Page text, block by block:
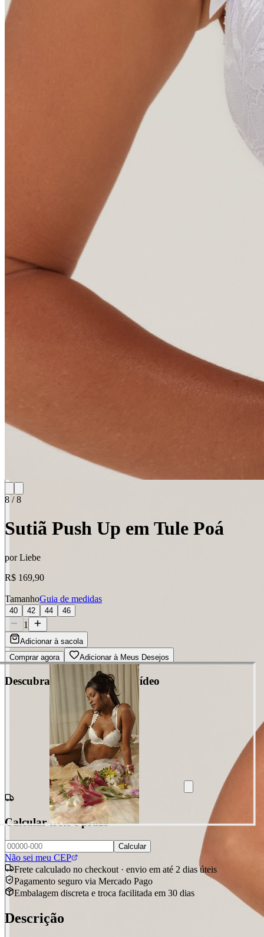
8 /8
Sutiã Push Up em Tule Poá
porLiebe
R$ 169,90
TamanhoGuia de medidas
40 42 44 46
1
Adicionar à sacola
Comprar agora
Adicionar à Meus Desejos
Descubra cada detalhe em vídeo
Calcular frete e prazo
Calcular
Não sei meu CEP
Frete calculado no checkout · envio em até 2 dias úteis
Pagamento seguro via Mercado Pago
Embalagem discreta e troca facilitada em 30 dias
Descrição